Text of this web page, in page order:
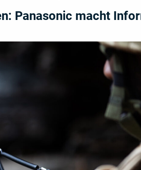
Panasonic macht